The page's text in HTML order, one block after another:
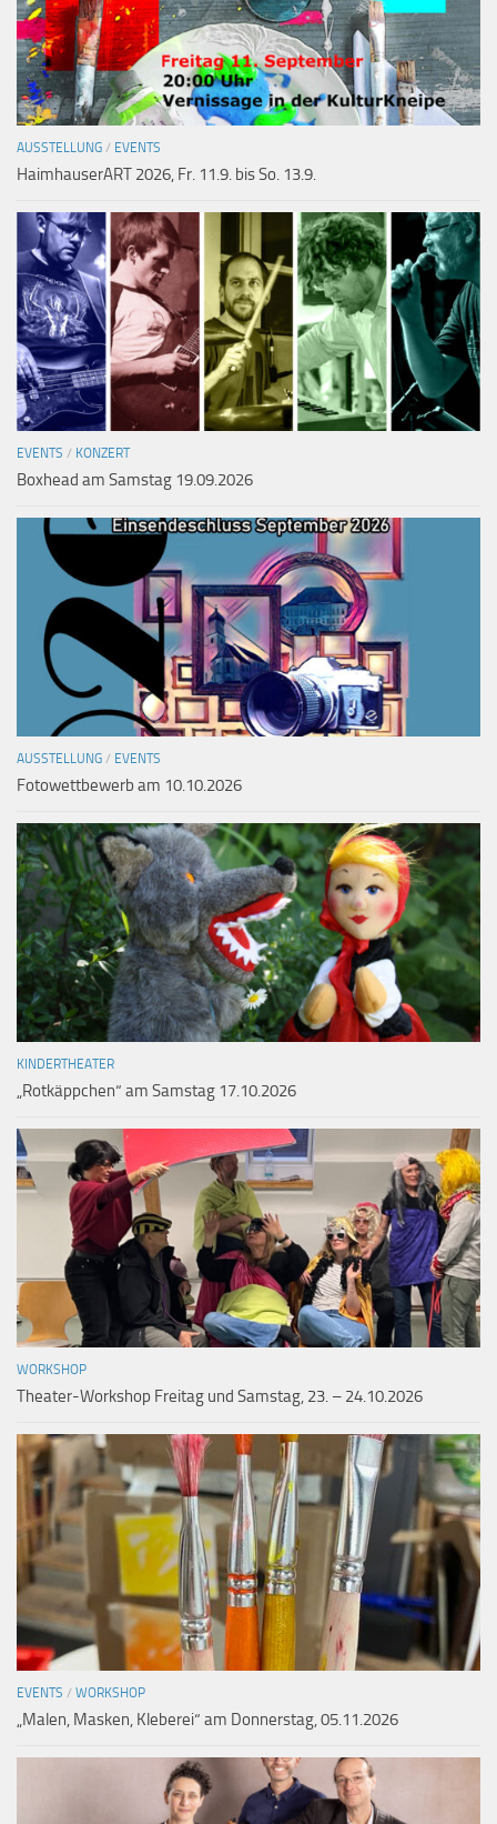
AUSSTELLUNG / EVENTS
HaimhauserART 2026, Fr. 11.9. bis So. 13.9.
EVENTS / KONZERT
Boxhead am Samstag 19.09.2026
AUSSTELLUNG / EVENTS
Fotowettbewerb am 10.10.2026
KINDERTHEATER
„Rotkäppchen“ am Samstag 17.10.2026
WORKSHOP
Theater-Workshop Freitag und Samstag, 23. – 24.10.2026
EVENTS / WORKSHOP
„Malen, Masken, Kleberei“ am Donnerstag, 05.11.2026